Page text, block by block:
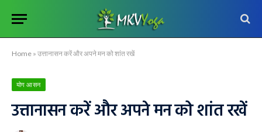
Home » उत्तानासन करें और अपने मन को शांत रखें
योग आसन
उत्तानासन करें और अपने मन को शांत रखें